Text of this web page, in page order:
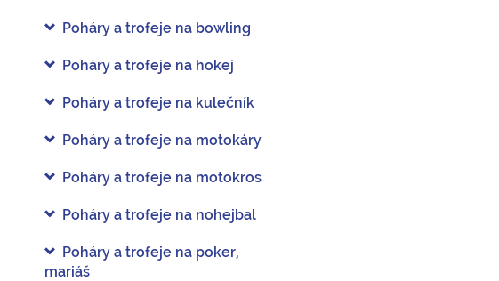
Poháry a trofeje na bowling
Poháry a trofeje na hokej
Poháry a trofeje na kulečník
Poháry a trofeje na motokáry
Poháry a trofeje na motokros
Poháry a trofeje na nohejbal
Poháry a trofeje na poker,
mariáš